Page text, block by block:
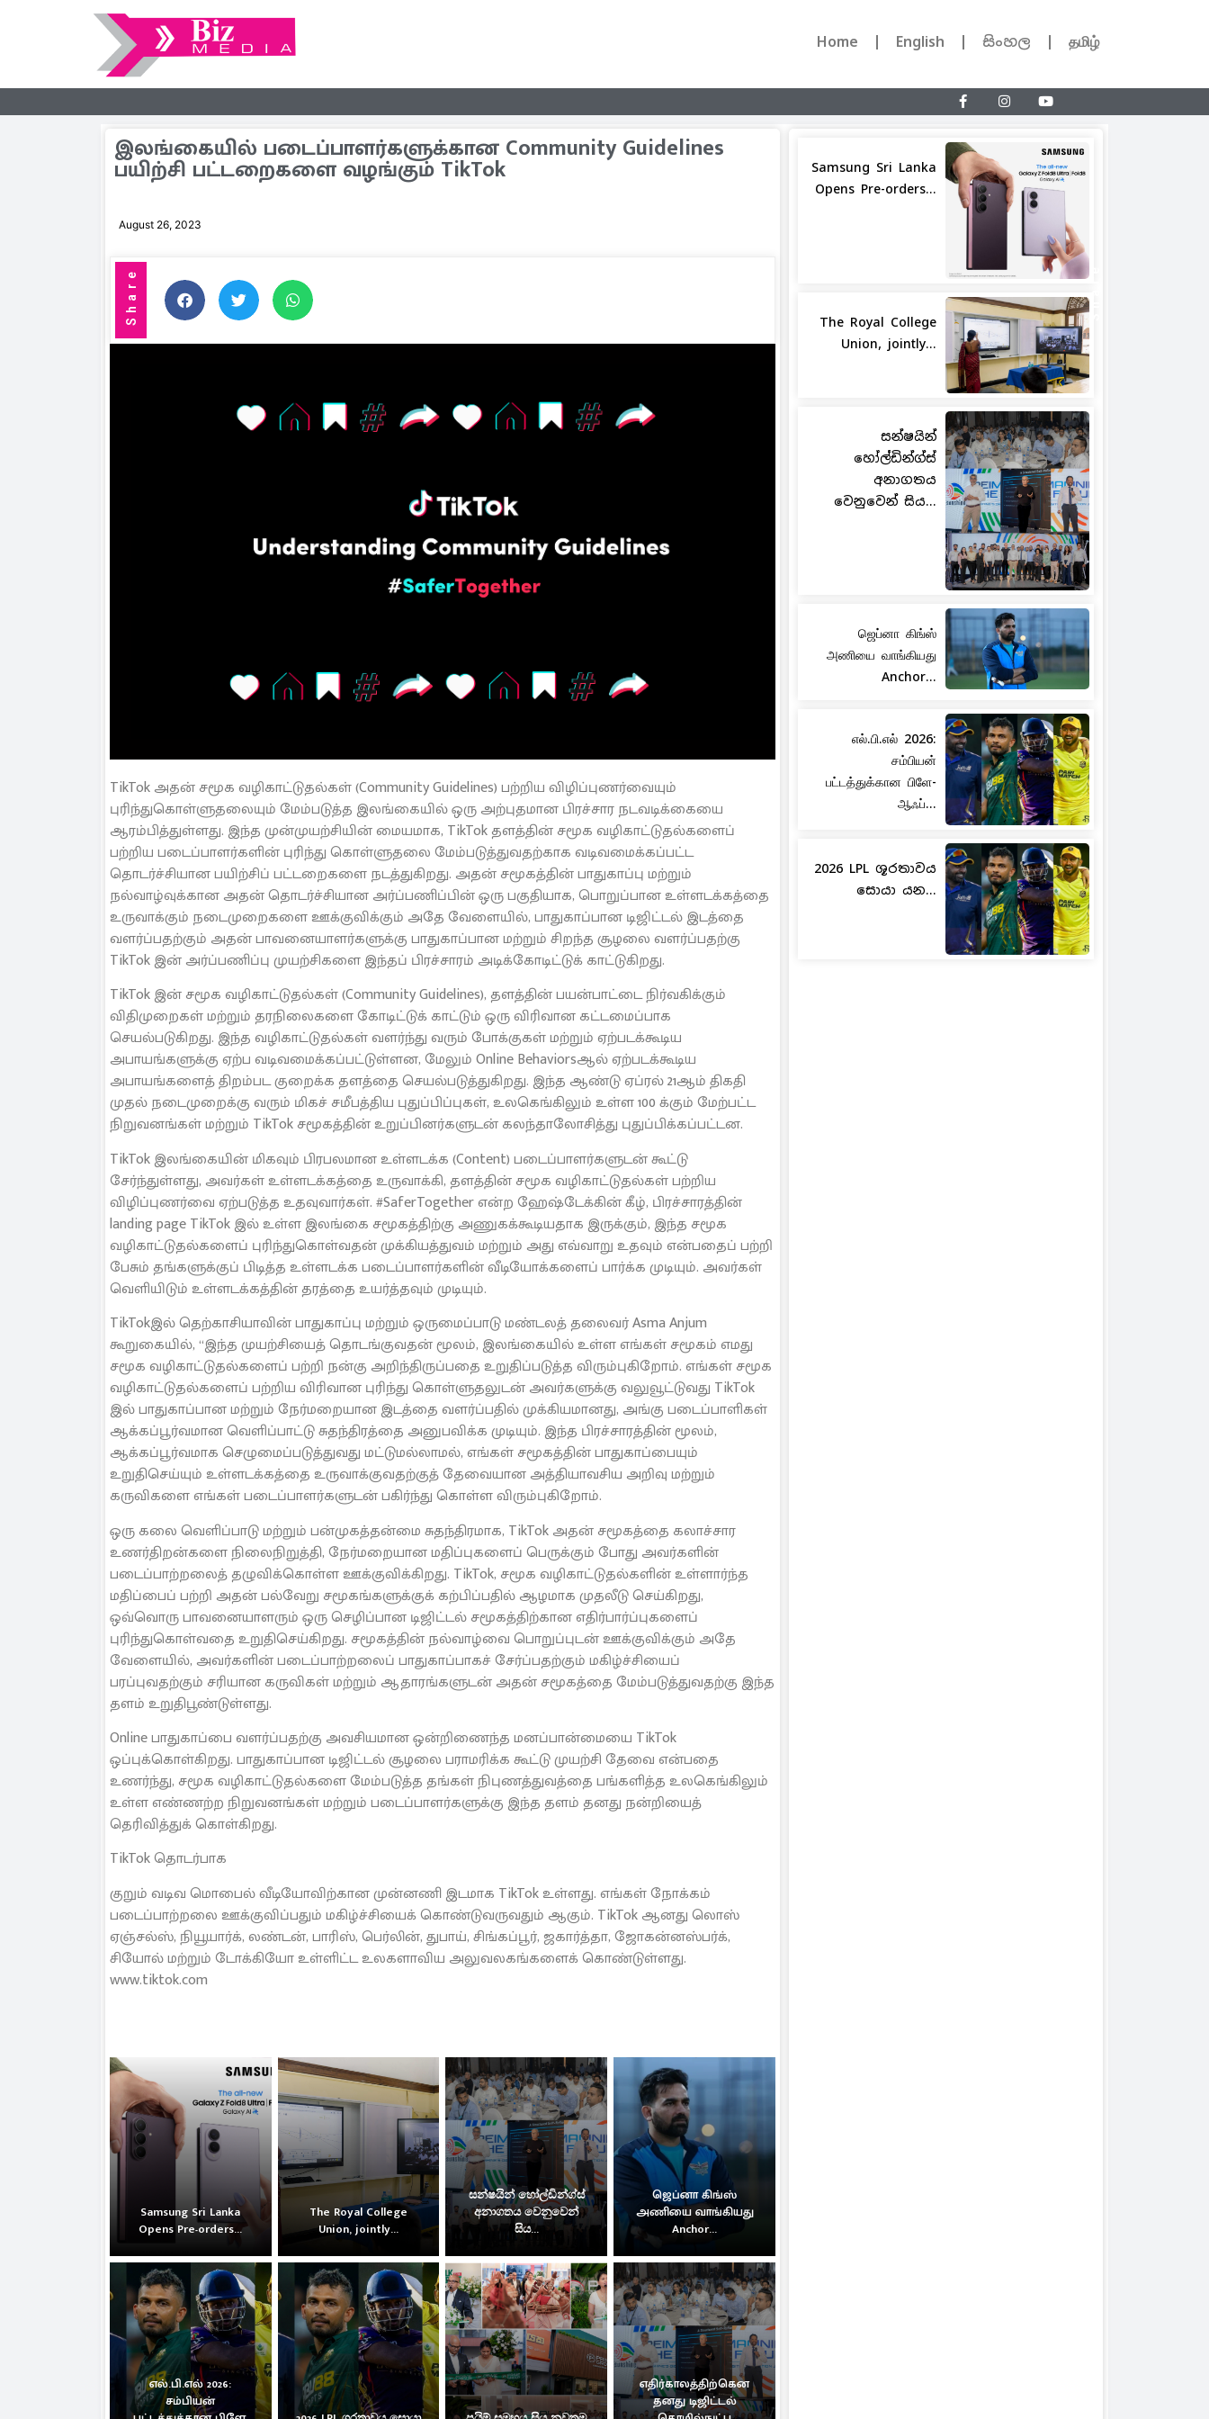
Home English සිංහල தமிழ்
இலங்கையில் படைப்பாளர்களுக்கான Community Guidelines
பயிற்சி பட்டறைகளை வழங்கும் TikTok
August 26, 2023
Share Share
TikTok அதன் சமூக வழிகாட்டுதல்கள் (Community Guidelines) பற்றிய விழிப்புணர்வையும்
புரிந்துகொள்ளுதலையும் மேம்படுத்த இலங்கையில் ஒரு அற்புதமான பிரச்சார நடவடிக்கையை
ஆரம்பித்துள்ளது. இந்த முன்முயற்சியின் மையமாக, TikTok தளத்தின் சமூக வழிகாட்டுதல்களைப்
பற்றிய படைப்பாளர்களின் புரிந்து கொள்ளுதலை மேம்படுத்துவதற்காக வடிவமைக்கப்பட்ட
தொடர்ச்சியான பயிற்சிப் பட்டறைகளை நடத்துகிறது. அதன் சமூகத்தின் பாதுகாப்பு மற்றும்
நல்வாழ்வுக்கான அதன் தொடர்ச்சியான அர்ப்பணிப்பின் ஒரு பகுதியாக, பொறுப்பான உள்ளடக்கத்தை
உருவாக்கும் நடைமுறைகளை ஊக்குவிக்கும் அதே வேளையில், பாதுகாப்பான டிஜிட்டல் இடத்தை
வளர்ப்பதற்கும் அதன் பாவனையாளர்களுக்கு பாதுகாப்பான மற்றும் சிறந்த சூழலை வளர்ப்பதற்கு
TikTok இன் அர்ப்பணிப்பு முயற்சிகளை இந்தப் பிரச்சாரம் அடிக்கோடிட்டுக் காட்டுகிறது.
TikTok இன் சமூக வழிகாட்டுதல்கள் (Community Guidelines), தளத்தின் பயன்பாட்டை நிர்வகிக்கும்
விதிமுறைகள் மற்றும் தரநிலைகளை கோடிட்டுக் காட்டும் ஒரு விரிவான கட்டமைப்பாக
செயல்படுகிறது. இந்த வழிகாட்டுதல்கள் வளர்ந்து வரும் போக்குகள் மற்றும் ஏற்படக்கூடிய
அபாயங்களுக்கு ஏற்ப வடிவமைக்கப்பட்டுள்ளன, மேலும் Online Behaviorsஆல் ஏற்படக்கூடிய
அபாயங்களைத் திறம்பட குறைக்க தளத்தை செயல்படுத்துகிறது. இந்த ஆண்டு ஏப்ரல் 21ஆம் திகதி
முதல் நடைமுறைக்கு வரும் மிகச் சமீபத்திய புதுப்பிப்புகள், உலகெங்கிலும் உள்ள 100 க்கும் மேற்பட்ட
நிறுவனங்கள் மற்றும் TikTok சமூகத்தின் உறுப்பினர்களுடன் கலந்தாலோசித்து புதுப்பிக்கப்பட்டன.
TikTok இலங்கையின் மிகவும் பிரபலமான உள்ளடக்க (Content) படைப்பாளர்களுடன் கூட்டு
சேர்ந்துள்ளது, அவர்கள் உள்ளடக்கத்தை உருவாக்கி, தளத்தின் சமூக வழிகாட்டுதல்கள் பற்றிய
விழிப்புணர்வை ஏற்படுத்த உதவுவார்கள். #SaferTogether என்ற ஹேஷ்டேக்கின் கீழ், பிரச்சாரத்தின்
landing page TikTok இல் உள்ள இலங்கை சமூகத்திற்கு அணுகக்கூடியதாக இருக்கும், இந்த சமூக
வழிகாட்டுதல்களைப் புரிந்துகொள்வதன் முக்கியத்துவம் மற்றும் அது எவ்வாறு உதவும் என்பதைப் பற்றி
பேசும் தங்களுக்குப் பிடித்த உள்ளடக்க படைப்பாளர்களின் வீடியோக்களைப் பார்க்க முடியும். அவர்கள்
வெளியிடும் உள்ளடக்கத்தின் தரத்தை உயர்த்தவும் முடியும்.
TikTokஇல் தெற்காசியாவின் பாதுகாப்பு மற்றும் ஒருமைப்பாடு மண்டலத் தலைவர் Asma Anjum
கூறுகையில், “இந்த முயற்சியைத் தொடங்குவதன் மூலம், இலங்கையில் உள்ள எங்கள் சமூகம் எமது
சமூக வழிகாட்டுதல்களைப் பற்றி நன்கு அறிந்திருப்பதை உறுதிப்படுத்த விரும்புகிறோம். எங்கள் சமூக
வழிகாட்டுதல்களைப் பற்றிய விரிவான புரிந்து கொள்ளுதலுடன் அவர்களுக்கு வலுவூட்டுவது TikTok
இல் பாதுகாப்பான மற்றும் நேர்மறையான இடத்தை வளர்ப்பதில் முக்கியமானது, அங்கு படைப்பாளிகள்
ஆக்கப்பூர்வமான வெளிப்பாட்டு சுதந்திரத்தை அனுபவிக்க முடியும். இந்த பிரச்சாரத்தின் மூலம்,
ஆக்கப்பூர்வமாக செழுமைப்படுத்துவது மட்டுமல்லாமல், எங்கள் சமூகத்தின் பாதுகாப்பையும்
உறுதிசெய்யும் உள்ளடக்கத்தை உருவாக்குவதற்குத் தேவையான அத்தியாவசிய அறிவு மற்றும்
கருவிகளை எங்கள் படைப்பாளர்களுடன் பகிர்ந்து கொள்ள விரும்புகிறோம்.
ஒரு கலை வெளிப்பாடு மற்றும் பன்முகத்தன்மை சுதந்திரமாக, TikTok அதன் சமூகத்தை கலாச்சார
உணர்திறன்களை நிலைநிறுத்தி, நேர்மறையான மதிப்புகளைப் பெருக்கும் போது அவர்களின்
படைப்பாற்றலைத் தழுவிக்கொள்ள ஊக்குவிக்கிறது. TikTok, சமூக வழிகாட்டுதல்களின் உள்ளார்ந்த
மதிப்பைப் பற்றி அதன் பல்வேறு சமூகங்களுக்குக் கற்பிப்பதில் ஆழமாக முதலீடு செய்கிறது,
ஒவ்வொரு பாவனையாளரும் ஒரு செழிப்பான டிஜிட்டல் சமூகத்திற்கான எதிர்பார்ப்புகளைப்
புரிந்துகொள்வதை உறுதிசெய்கிறது. சமூகத்தின் நல்வாழ்வை பொறுப்புடன் ஊக்குவிக்கும் அதே
வேளையில், அவர்களின் படைப்பாற்றலைப் பாதுகாப்பாகச் சேர்ப்பதற்கும் மகிழ்ச்சியைப்
பரப்புவதற்கும் சரியான கருவிகள் மற்றும் ஆதாரங்களுடன் அதன் சமூகத்தை மேம்படுத்துவதற்கு இந்த
தளம் உறுதிபூண்டுள்ளது.
Online பாதுகாப்பை வளர்ப்பதற்கு அவசியமான ஒன்றிணைந்த மனப்பான்மையை TikTok
ஒப்புக்கொள்கிறது. பாதுகாப்பான டிஜிட்டல் சூழலை பராமரிக்க கூட்டு முயற்சி தேவை என்பதை
உணர்ந்து, சமூக வழிகாட்டுதல்களை மேம்படுத்த தங்கள் நிபுணத்துவத்தை பங்களித்த உலகெங்கிலும்
உள்ள எண்ணற்ற நிறுவனங்கள் மற்றும் படைப்பாளர்களுக்கு இந்த தளம் தனது நன்றியைத்
தெரிவித்துக் கொள்கிறது.
TikTok தொடர்பாக
குறும் வடிவ மொபைல் வீடியோவிற்கான முன்னணி இடமாக TikTok உள்ளது. எங்கள் நோக்கம்
படைப்பாற்றலை ஊக்குவிப்பதும் மகிழ்ச்சியைக் கொண்டுவருவதும் ஆகும். TikTok ஆனது லொஸ்
ஏஞ்சல்ஸ், நியூயார்க், லண்டன், பாரிஸ், பெர்லின், துபாய், சிங்கப்பூர், ஜகார்த்தா, ஜோகன்னஸ்பர்க்,
சியோல் மற்றும் டோக்கியோ உள்ளிட்ட உலகளாவிய அலுவலகங்களைக் கொண்டுள்ளது.
www.tiktok.com
Samsung Sri Lanka
Opens Pre-orders...
The Royal College
Union, jointly...
සන්ෂයින් හෝල්ඩින්ග්ස්
අනාගතය වෙනුවෙන්
සිය...
ஜெப்னா கிங்ஸ்
அணியை வாங்கியது
Anchor...
எல்.பி.எல் 2026:
சம்பியன்
எதிர்காலத்திற்கென
தனது டிஜிட்டல்
Samsung Sri Lanka
Opens Pre-orders...
The Royal College
Union, jointly...
සන්ෂයින්
හෝල්ඩින්ග්ස්
අනාගතය
වෙනුවෙන් සිය...
ஜெப்னா கிங்ஸ்
அணியை வாங்கியது
Anchor...
எல்.பி.எல் 2026:
சம்பியன்
பட்டத்துக்கான பிளே-
ஆஃப்...
2026 LPL ශූරතාවය
සොයා යන...